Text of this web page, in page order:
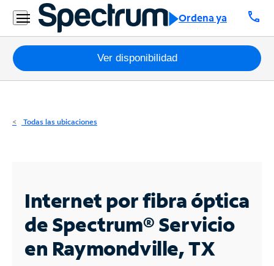
Ordena ya call
Residencial
Business
Paquetes
Internet
Business
Contáctanos
Ver disponibilidad
Todas las ubicaciones
Internet por fibra óptica
de Spectrum®Servicio
en Raymondville, TX